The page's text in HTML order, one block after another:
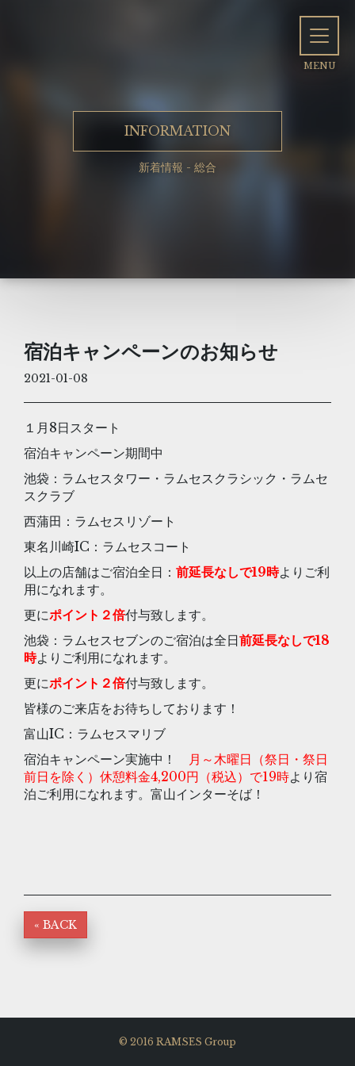
INFORMATION
新着情報 - 総合
宿泊キャンペーンのお知らせ
2021-01-08
１月8日スタート
宿泊キャンペーン期間中
池袋：ラムセスタワー・ラムセスクラシック・ラムセ
スクラブ
西蒲田：ラムセスリゾート
東名川崎IC：ラムセスコート
以上の店舗はご宿泊全日： 前延長なしで19時よりご利
用になれます。
更にポイント２倍付与致します。
池袋：ラムセスセブンのご宿泊は全日前延長なしで18
時よりご利用になれます。
更にポイント２倍付与致します。
皆様のご来店をお待ちしております！
富山IC：ラムセスマリブ
宿泊キャンペーン実施中！ 月～木曜日（祭日・祭日
前日を除く）休憩料金4,200円（税込）で19時より宿
泊ご利用になれます。富山インターそば！
« BACK
© 2016 RAMSES Group